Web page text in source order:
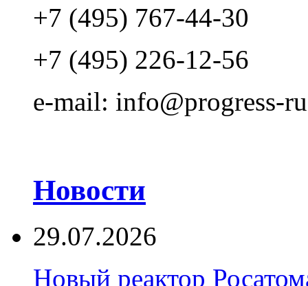
+7 (495) 767-44-30
+7 (495) 226-12-56
e-mail: info@progress-
Новости
29.07.2026
Новый реактор